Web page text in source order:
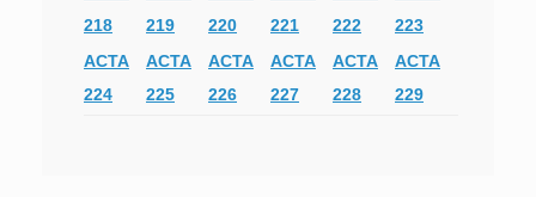
218
219
220
221
222
223
ACTA
224
ACTA
225
ACTA
226
ACTA
227
ACTA
228
ACTA
229